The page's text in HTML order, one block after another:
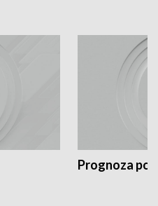
Prognoza